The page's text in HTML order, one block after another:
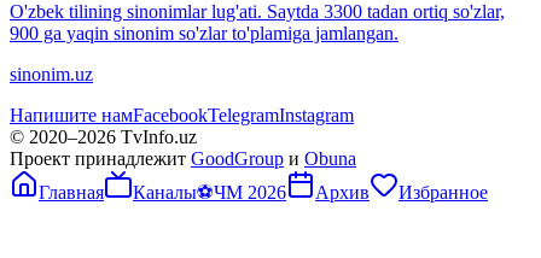
O'zbek tilining sinonimlar lug'ati. Saytda 3300 tadan ortiq so'zlar,
900 ga yaqin sinonim so'zlar to'plamiga jamlangan.
sinonim.uz
Напишите намFacebookTelegramInstagram
© 2020–2026 TvInfo.uz
Проект принадлежит GoodGroup и Obuna
Главная
Каналы⚽ЧМ 2026 Архив Избранное